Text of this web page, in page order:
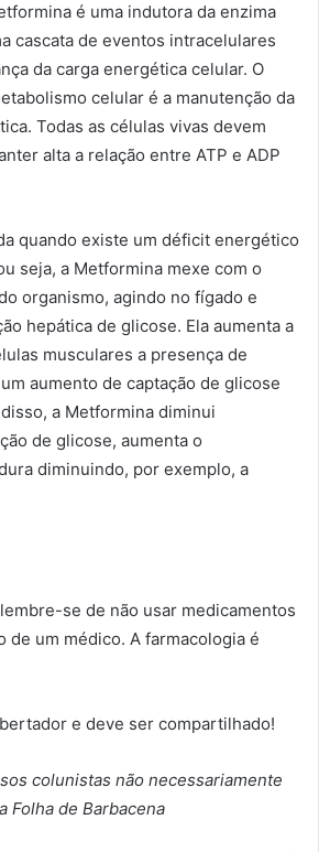
é uma indutora da enzima
cascata de eventos intracelulares
da carga energética celular. O
celular é a manutenção da
Todas as células vivas devem
alta a relação entre ATP e ADP
quando existe um déficit energético
seja, a Metformina mexe com o
organismo, agindo no fígado e
hepática de glicose. Ela aumenta a
musculares a presença de
aumento de captação de glicose
a Metformina diminui
de glicose, aumenta o
diminuindo, por exemplo, a
se de não usar medicamentos
de um médico. A farmacologia é
e deve ser compartilhado!
colunistas não necessariamente
Folha de Barbacena